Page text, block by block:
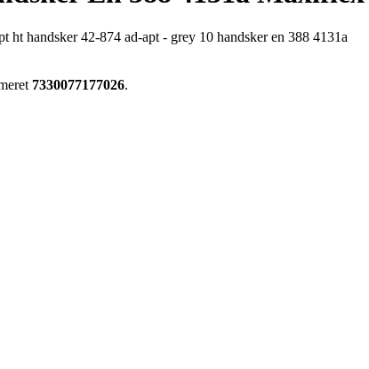
handsker 42-874 ad-apt - grey 10 handsker en 388 4131a
7330077177026.